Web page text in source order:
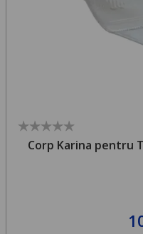
Corp Karina pentru